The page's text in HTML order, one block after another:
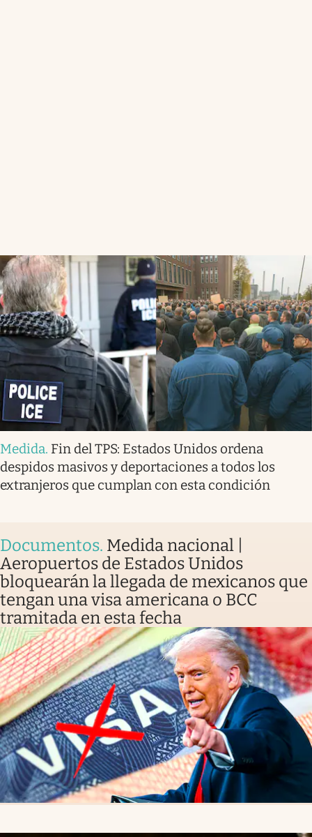
Medida. Fin del TPS: Estados Unidos ordena
despidos masivos y deportaciones a todos los
extranjeros que cumplan con esta condición
Documentos. Medida nacional |
Aeropuertos de Estados Unidos
bloquearán la llegada de mexicanos que
tengan una visa americana o BCC
tramitada en esta fecha